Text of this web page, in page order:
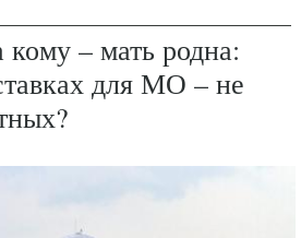
– мать родна:
для МО – не